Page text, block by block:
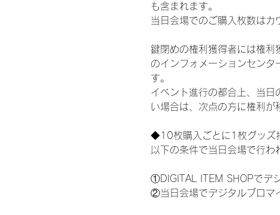
も含まれます。
当日会場でのご購入枚数はカ
鍵閉めの権利獲得者には権
のインフォメーションセンタ
す。
イベント進行の都合上、当
い場合は、次点の方に権利が
◆10枚購入ごとに1枚グッズ
以下の条件で当日会場で行わ
①DIGITAL ITEM SHOPでデ
②当日会場でデジタルブロマ